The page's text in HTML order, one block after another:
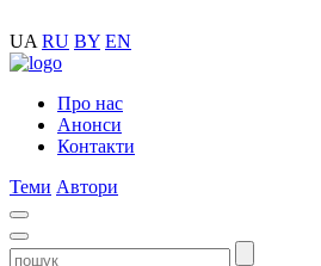
UA RU BY EN
Про нас
Анонси
Контакти
Теми Автори